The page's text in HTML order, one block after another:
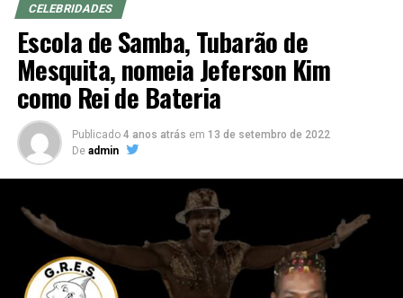
CELEBRIDADES
Escola de Samba, Tubarão de
Mesquita, nomeia Jeferson Kim
como Rei de Bateria
Publicado 4 anos atrás em 13 de setembro de 2022
De admin